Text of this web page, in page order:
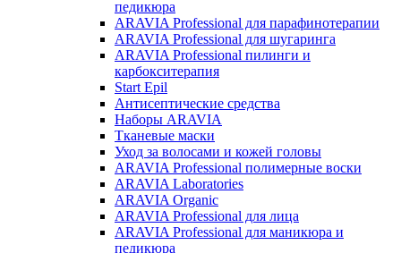
педикюра
ARAVIA Professional для парафинотерапии
ARAVIA Professional для шугаринга
ARAVIA Professional пилинги и
карбокситерапия
Start Epil
Антисептические средства
Наборы ARAVIA
Тканевые маски
Уход за волосами и кожей головы
ARAVIA Professional полимерные воски
ARAVIA Laboratories
ARAVIA Organic
ARAVIA Professional для лица
ARAVIA Professional для маникюра и
педикюра